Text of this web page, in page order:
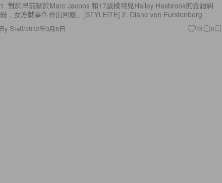
1. 對於早前關於Marc Jacobs 和17歲模特兒Hailey Hasbrook的金錢糾
紛，女方就事件作出回應。[STYLEITE] 2. Diane von Furstenberg
By Staff/2012年3月6日 78 0